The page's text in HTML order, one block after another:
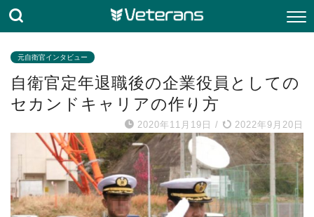
元自衛官インタビュー
自衛官定年退職後の企業役員としての
セカンドキャリアの作り方
2020年11月19日 / 2022年9月20日